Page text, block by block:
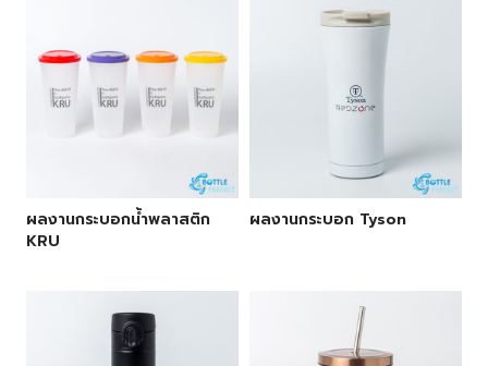
ผลงานกระบอกน้ำพลาสติก
KRU
ผลงานกระบอก Tyson